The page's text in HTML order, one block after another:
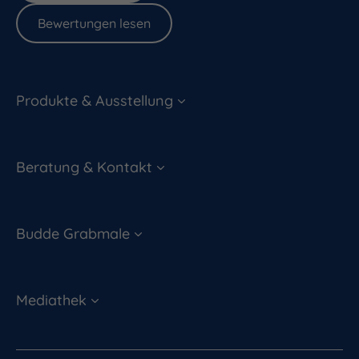
Bewertungen lesen
Produkte & Ausstellung
Beratung & Kontakt
Budde Grabmale
Mediathek